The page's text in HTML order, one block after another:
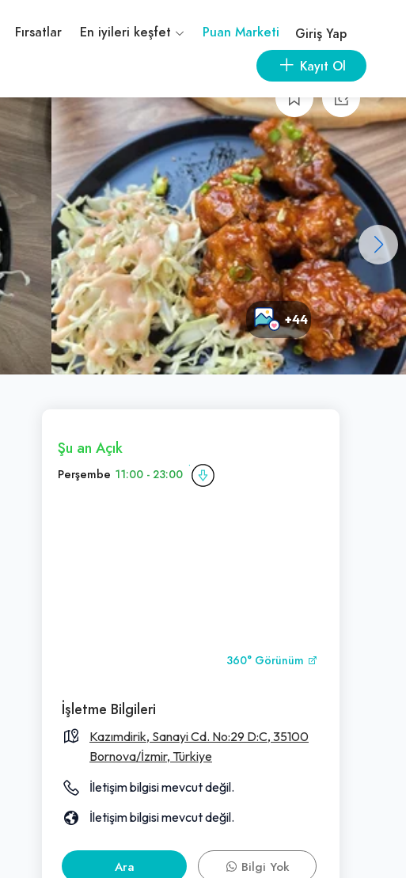
Fırsatlar En iyileri keşfet Puan Marketi
Giriş Yap
Kayıt Ol
+44
Şu an Açık
Perşembe 11:00 - 23:00
360° Görünüm
İşletme Bilgileri
Kazımdirik, Sanayi Cd. No:29 D:C, 35100
Bornova/İzmir, Türkiye
İletişim bilgisi mevcut değil.
İletişim bilgisi mevcut değil.
Ara
Bilgi Yok